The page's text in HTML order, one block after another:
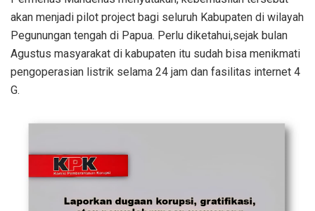
akan menjadi pilot project bagi seluruh Kabupaten di wilayah
Pegunungan tengah di Papua. Perlu diketahui,sejak bulan
Agustus masyarakat di kabupaten itu sudah bisa menikmati
pengoperasian listrik selama 24 jam dan fasilitas internet 4
G.